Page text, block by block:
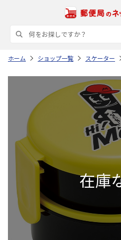
ホーム ショップ一覧 スケーター